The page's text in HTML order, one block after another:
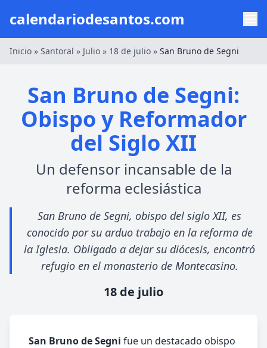
calendariodesantos.com
Inicio » Santoral » Julio » 18 de julio » San Bruno de Segni
San Bruno de Segni:
Obispo y Reformador
del Siglo XII
Un defensor incansable de la
reforma eclesiástica
San Bruno de Segni, obispo del siglo XII, es
conocido por su arduo trabajo en la reforma de
la Iglesia. Obligado a dejar su diócesis, encontró
refugio en el monasterio de Montecasino.
18 de julio
San Bruno de Segni fue un destacado obispo